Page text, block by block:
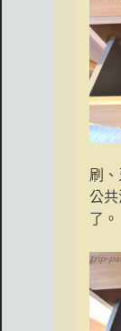
刷
公
了。